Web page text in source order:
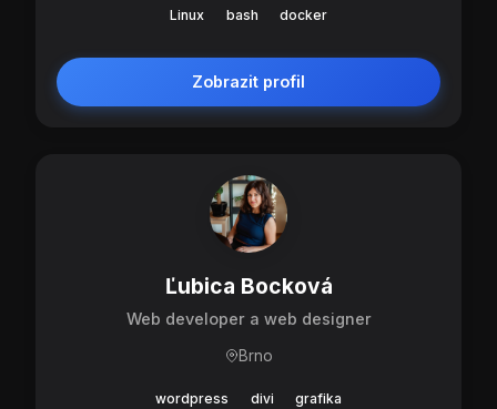
Linux bash docker
Zobrazit profil
Ľubica Bocková
Web developer a web designer
Brno
wordpress divi grafika